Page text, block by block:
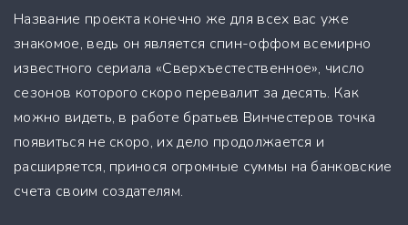
Название проекта конечно же для всех вас уже
знакомое, ведь он является спин-оффом всемирно
известного сериала «Сверхъестественное», число
сезонов которого скоро перевалит за десять. Как
можно видеть, в работе братьев Винчестеров точка
появиться не скоро, их дело продолжается и
расширяется, принося огромные суммы на банковские
счета своим создателям.